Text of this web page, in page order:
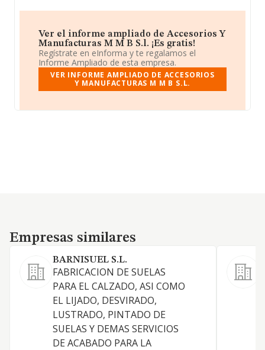
Ver el informe ampliado de Accesorios Y
Manufacturas M M B S.l. ¡Es gratis!
Regístrate en eInforma y te regalamos el
Informe Ampliado de esta empresa.
VER INFORME AMPLIADO DE ACCESORIOS
Y MANUFACTURAS M M B S.L.
Empresas similares
Empresas similares
BARNISUEL S.L.
FABRICACION DE SUELAS
PARA EL CALZADO, ASI COMO
EL LIJADO, DESVIRADO,
LUSTRADO, PINTADO DE
SUELAS Y DEMAS SERVICIOS
DE ACABADO PARA LA